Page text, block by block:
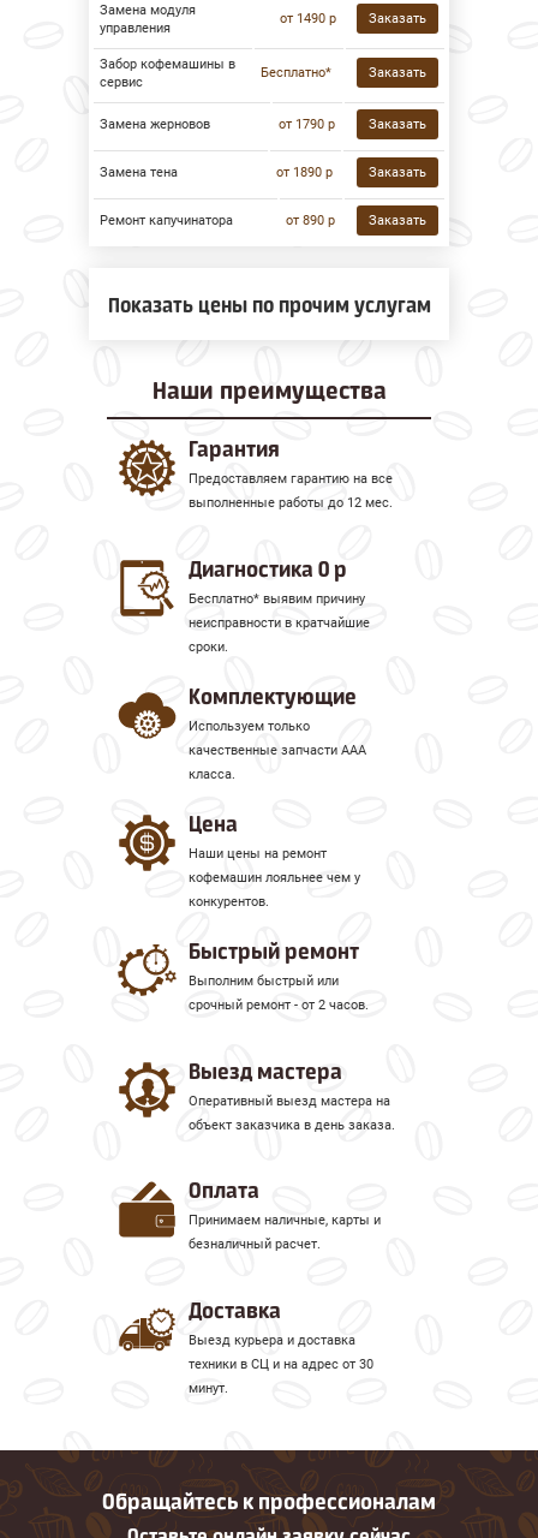
Замена модуля
управления
от 1490 р Заказать
Забор кофемашины в
сервис
Бесплатно* Заказать
Замена жерновов от 1790 р Заказать
Замена тена от 1890 р Заказать
Ремонт капучинатора от 890 р Заказать
Показать цены по прочим услугам
Наши преимущества
Гарантия
Предоставляем гарантию на все
выполненные работы до 12 мес.
Диагностика 0 р
Бесплатно* выявим причину
неисправности в кратчайшие
сроки.
Комплектующие
Используем только
качественные запчасти ААА
класса.
Цена
Наши цены на ремонт
кофемашин лояльнее чем у
конкурентов.
Быстрый ремонт
Выполним быстрый или
срочный ремонт - от 2 часов.
Выезд мастера
Оперативный выезд мастера на
объект заказчика в день заказа.
Оплата
Принимаем наличные, карты и
безналичный расчет.
Доставка
Выезд курьера и доставка
техники в СЦ и на адрес от 30
минут.
Обращайтесь к профессионалам